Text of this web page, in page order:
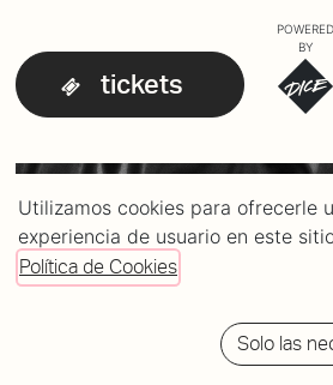
tickets
POWERED
BY
Utilizamos cookies para ofrecerle
experiencia de usuario en este
Política de Cookies
Solo las